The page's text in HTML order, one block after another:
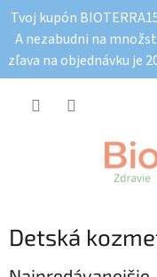
obsah
Tvoj kupón
A nezabudni na
zľava na objednávku je
Detská